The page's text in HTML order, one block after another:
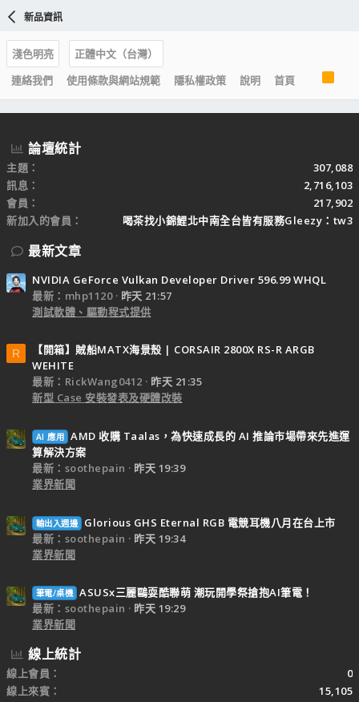
新品資訊
淺色明亮
正體中文（台灣）
連絡我們
使用條款與網站規範 隱私權政策 說明 首頁
S
論壇統計
主題
307,088
訊息
2,716,103
會員
217,902
新加入的會員
喝茶找小錦鯉北中南全台皆有服務Gleezy：tw3
最新文章
NVIDIA GeForce Vulkan Developer Driver 596.99 WHQL
最新：mhp1120
昨天 21:57
測試軟體、驅動程式提供
R
【開箱】賊船MATX海景殼 | CORSAIR 2800X RS-R ARGB
WEHITE
最新：RickWang0412
昨天 21:35
新型 Case 安裝發表及硬體改裝
AI 應用 AMD 收購 Taalas，為快速成長的 AI 推論市場帶來先進運
算解決方案
最新：soothepain
昨天 19:39
業界新聞
輸出入週邊
Glorious GHS Eternal RGB 電競耳機八月在台上市
最新：soothepain
昨天 19:34
業界新聞
筆電/桌機 ASUSx三麗鷗耍酷聯萌 潮玩開學祭搶抱AI筆電！
最新：soothepain
昨天 19:29
業界新聞
線上統計
線上會員
0
線上來賓
15,105